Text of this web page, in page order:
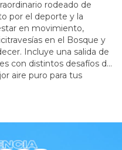
rodeado de
por el deporte y la
en movimiento,
en el Bosque y
Incluye una salida de
con distintos desafíos de
aire puro para tus